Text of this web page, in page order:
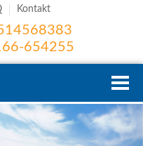
Kontakt
654255